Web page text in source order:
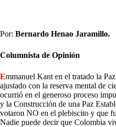
Por: Bernardo Henao Jaramillo.
Columnista de Opinión
Emmanuel Kant en el tratado la
ajustado con la reserva mental de
ocurrió en el generoso proceso
y la Construcción de una Paz
votaron NO en el plebiscito y que
Nadie puede decir que Colombia